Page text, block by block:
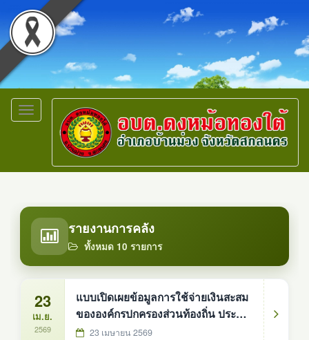
Toggle
navigation
รายงานการคลัง
ทั้งหมด 10 รายการ
23
เม.ย.
2569
แบบเปิดเผยข้อมูลการใช้จ่ายเงินสะสม
ขององค์กรปกครองส่วนท้องถิ่น ประจำ
ปีงบประมาณ 2568
23 เมษายน 2569